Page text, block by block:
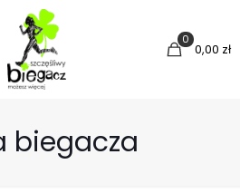
0
0,00 zł
biegacza